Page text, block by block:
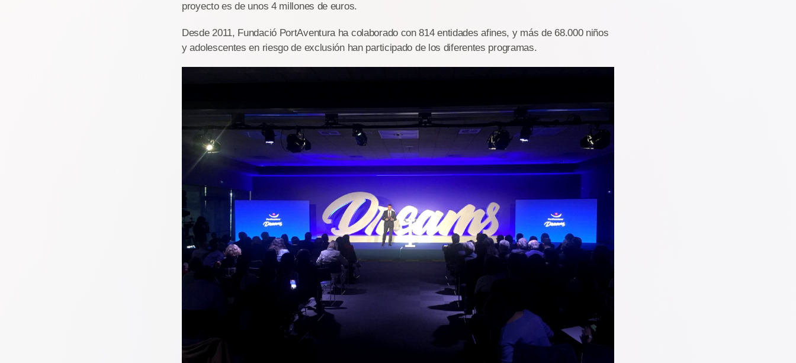
proyecto es de unos 4 millones de euros.
Desde 2011, Fundació PortAventura ha colaborado con 814 entidades afines, y más de 68.000 niños
y adolescentes en riesgo de exclusión han participado de los diferentes programas.